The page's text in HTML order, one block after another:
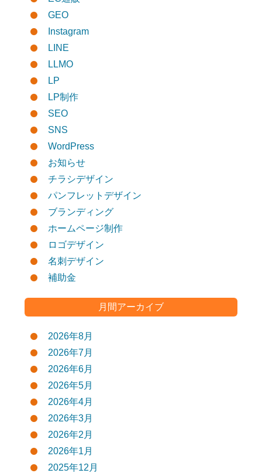
GEO
Instagram
LINE
LLMO
LP
LP制作
SEO
SNS
WordPress
お知らせ
チラシデザイン
パンフレットデザイン
ブランディング
ホームページ制作
ロゴデザイン
名刺デザイン
補助金
月間アーカイブ
2026年8月
2026年7月
2026年6月
2026年5月
2026年4月
2026年3月
2026年2月
2026年1月
2025年12月